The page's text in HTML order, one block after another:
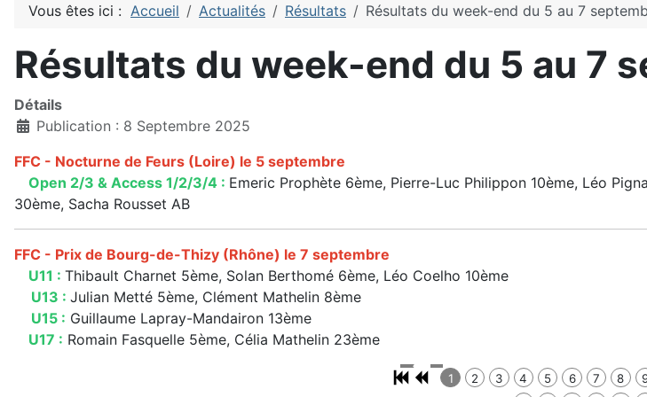
Vous êtes ici : Accueil Actualités Résultats Résultats du week-end du 5 au 7
Résultats du week-end du 5 au 7
Détails
Publication : 8 Septembre 2025
FFC - Nocturne de Feurs (Loire) le 5 septembre
Open 2/3 & Access 1/2/3/4 : Emeric Prophète 6ème, Pierre-Luc Philippon 10ème, Léo
30ème, Sacha Rousset AB
FFC - Prix de Bourg-de-Thizy (Rhône) le 7 septembre
U11 : Thibault Charnet 5ème, Solan Berthomé 6ème, Léo Coelho 10ème
U13 : Julian Metté 5ème, Clément Mathelin 8ème
U15 : Guillaume Lapray-Mandairon 13ème
U17 : Romain Fasquelle 5ème, Célia Mathelin 23ème
1 2 3 4 5 6 7 8